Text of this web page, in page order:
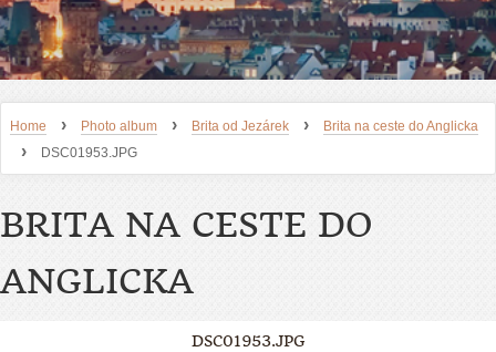
Home › Photo album › Brita od Jezárek › Brita na ceste do Anglicka
› DSC01953.JPG
BRITA NA CESTE DO
ANGLICKA
DSC01953.JPG